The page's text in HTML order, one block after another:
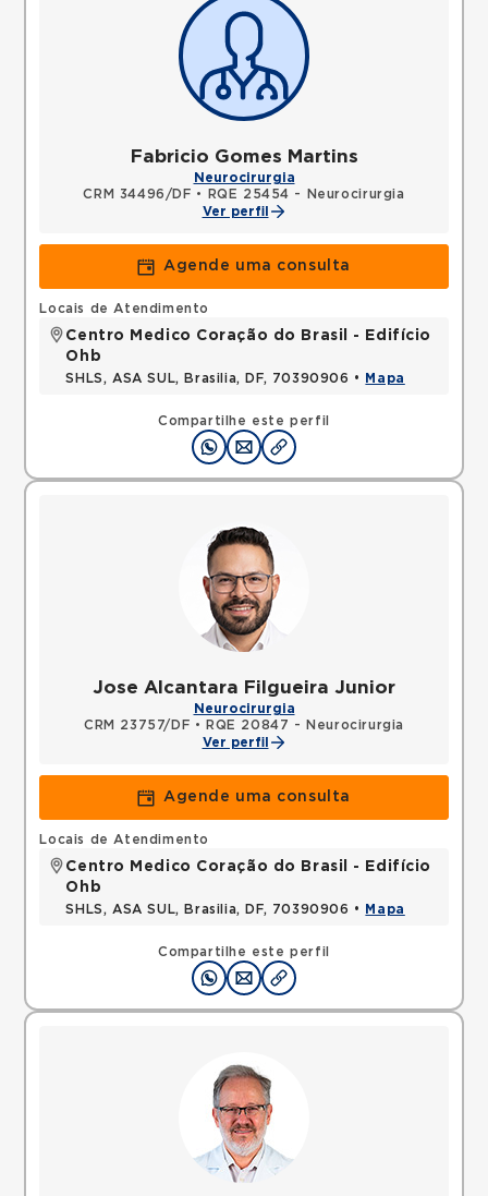
Fabricio Gomes Martins
Neurocirurgia
CRM 34496/DF •
RQE 25454 - Neurocirurgia
Ver perfil
Agende uma consulta
Compartilhe este perfil
Locais de Atendimento
Centro Medico Coração do Brasil - Edifício
Ohb
SHLS, ASA SUL, Brasilia, DF, 70390906 • Mapa
Jose Alcantara Filgueira Junior
Neurocirurgia
CRM 23757/DF •
RQE 20847 - Neurocirurgia
Ver perfil
Agende uma consulta
Compartilhe este perfil
Locais de Atendimento
Centro Medico Coração do Brasil - Edifício
Ohb
SHLS, ASA SUL, Brasilia, DF, 70390906 • Mapa